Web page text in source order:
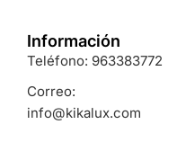
Información
Teléfono: 963383772
Correo:
info@kikalux.com